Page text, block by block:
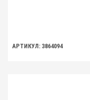
АРТИКУЛ: 3864094